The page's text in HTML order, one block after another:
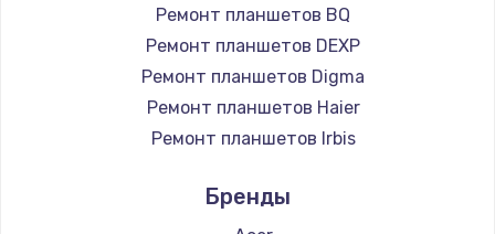
Заказать
Замена кнопки включения
от 2150 руб.
Заказать
Замена петель
Ремонт планшетов BQ
Ремонт планшетов DEXP
Ремонт планшетов Digma
Ремонт планшетов Haier
Ремонт планшетов Irbis
Ремонт планшетов Microsoft
Бренды